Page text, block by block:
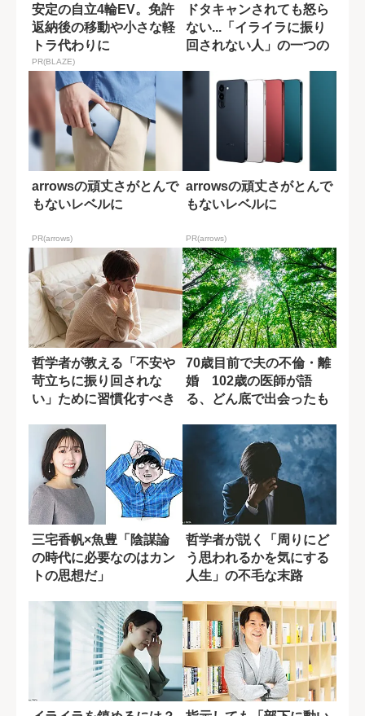
安定の自立4輪EV。免許
返納後の移動や小さな軽
トラ代わりに
PR(BLAZE)
ドタキャンされても怒ら
ない...「イライラに振り
回されない人」の一つの
arrowsの頑丈さがとんで
もないレベルに
PR(arrows)
arrowsの頑丈さがとんで
もないレベルに
PR(arrows)
哲学者が教える「不安や
苛立ちに振り回されな
い」ために習慣化すべき
70歳目前で夫の不倫・離
婚 102歳の医師が語
る、どん底で出会ったも
三宅香帆×魚豊「陰謀論
の時代に必要なのはカン
トの思想だ」
哲学者が説く「周りにど
う思われるかを気にする
人生」の不毛な末路